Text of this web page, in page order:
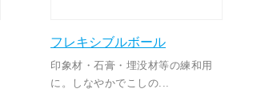
フレキシブルボール
印象材・石膏・埋没材等の練和用
に。しなやかでこしの...